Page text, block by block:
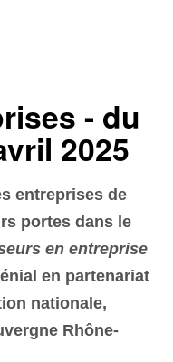
- du
2025
entreprises de
portes dans le
en entreprise
en partenariat
nationale,
Rhône-